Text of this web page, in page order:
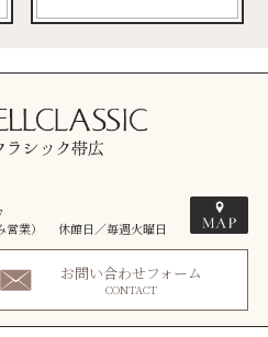
営業） 休館日／毎週火曜日
お問い合わせフォーム
CONTACT